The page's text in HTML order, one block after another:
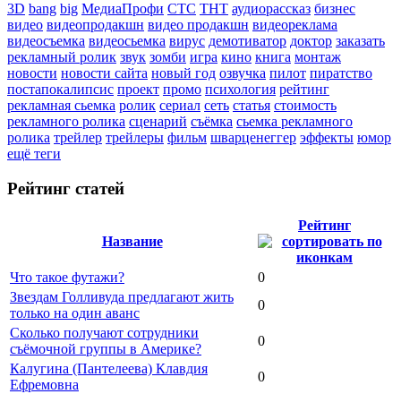
3D bang big МедиаПрофи СТС ТНТ аудиорассказ бизнес
видео видеопродакшн видео продакшн видеореклама
видеосъемка видеосьемка вирус демотиватор доктор заказать
рекламный ролик звук зомби игра кино книга монтаж
новости новости сайта новый год озвучка пилот пиратство
постапокалипсис проект промо психология рейтинг
рекламная сьемка ролик сериал сеть статья стоимость
рекламного ролика сценарий съёмка сьемка рекламного
ролика трейлер трейлеры фильм шварценеггер эффекты юмор
ещё теги
Рейтинг статей
Название
Рейтинг
Что такое футажи?
0
Звездам Голливуда предлагают жить
только на один аванс
0
Сколько получают сотрудники
съёмочной группы в Америке?
0
Калугина (Пантелеева) Клавдия
Ефремовна
0